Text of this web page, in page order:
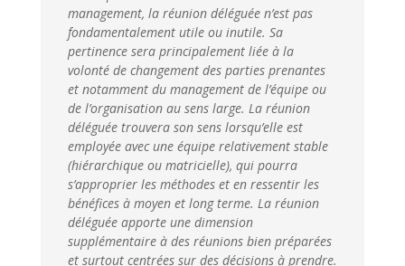
management, la réunion déléguée n’est pas
fondamentalement utile ou inutile. Sa
pertinence sera principalement liée à la
volonté de changement des parties prenantes
et notamment du management de l’équipe ou
de l’organisation au sens large. La réunion
déléguée trouvera son sens lorsqu’elle est
employée avec une équipe relativement stable
(hiérarchique ou matricielle), qui pourra
s’approprier les méthodes et en ressentir les
bénéfices à moyen et long terme. La réunion
déléguée apporte une dimension
supplémentaire à des réunions bien préparées
et surtout centrées sur des décisions à prendre.